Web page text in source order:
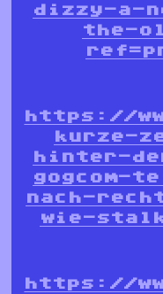
dizzy-a-
the-
https://
kurze-
hinter-
gogcom-
nach-
wie-
https://